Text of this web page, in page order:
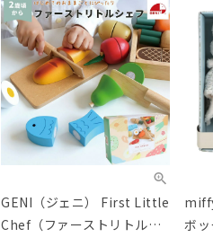
GENI（ジェニ） First Little
Chef（ファーストリトルシ
ボ